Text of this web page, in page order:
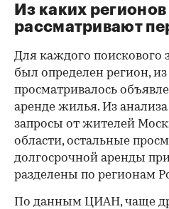
Из каких
рассматривают
Для каждого поискового
был определен регион, из
просматривалось
аренде жилья. Из
запросы от жителей
области, остальные
долгосрочной аренды
разделены по регионам
По данным ЦИАН, чаще